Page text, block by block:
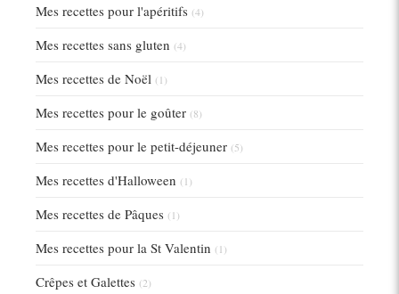
Mes recettes pour l'apéritifs (4)
Mes recettes sans gluten (4)
Mes recettes de Noël (1)
Mes recettes pour le goûter (8)
Mes recettes pour le petit-déjeuner (5)
Mes recettes d'Halloween (1)
Mes recettes de Pâques (1)
Mes recettes pour la St Valentin (1)
Crêpes et Galettes (2)